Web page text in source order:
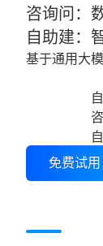
咨询问：
自助建：
基于通用大
免费试用